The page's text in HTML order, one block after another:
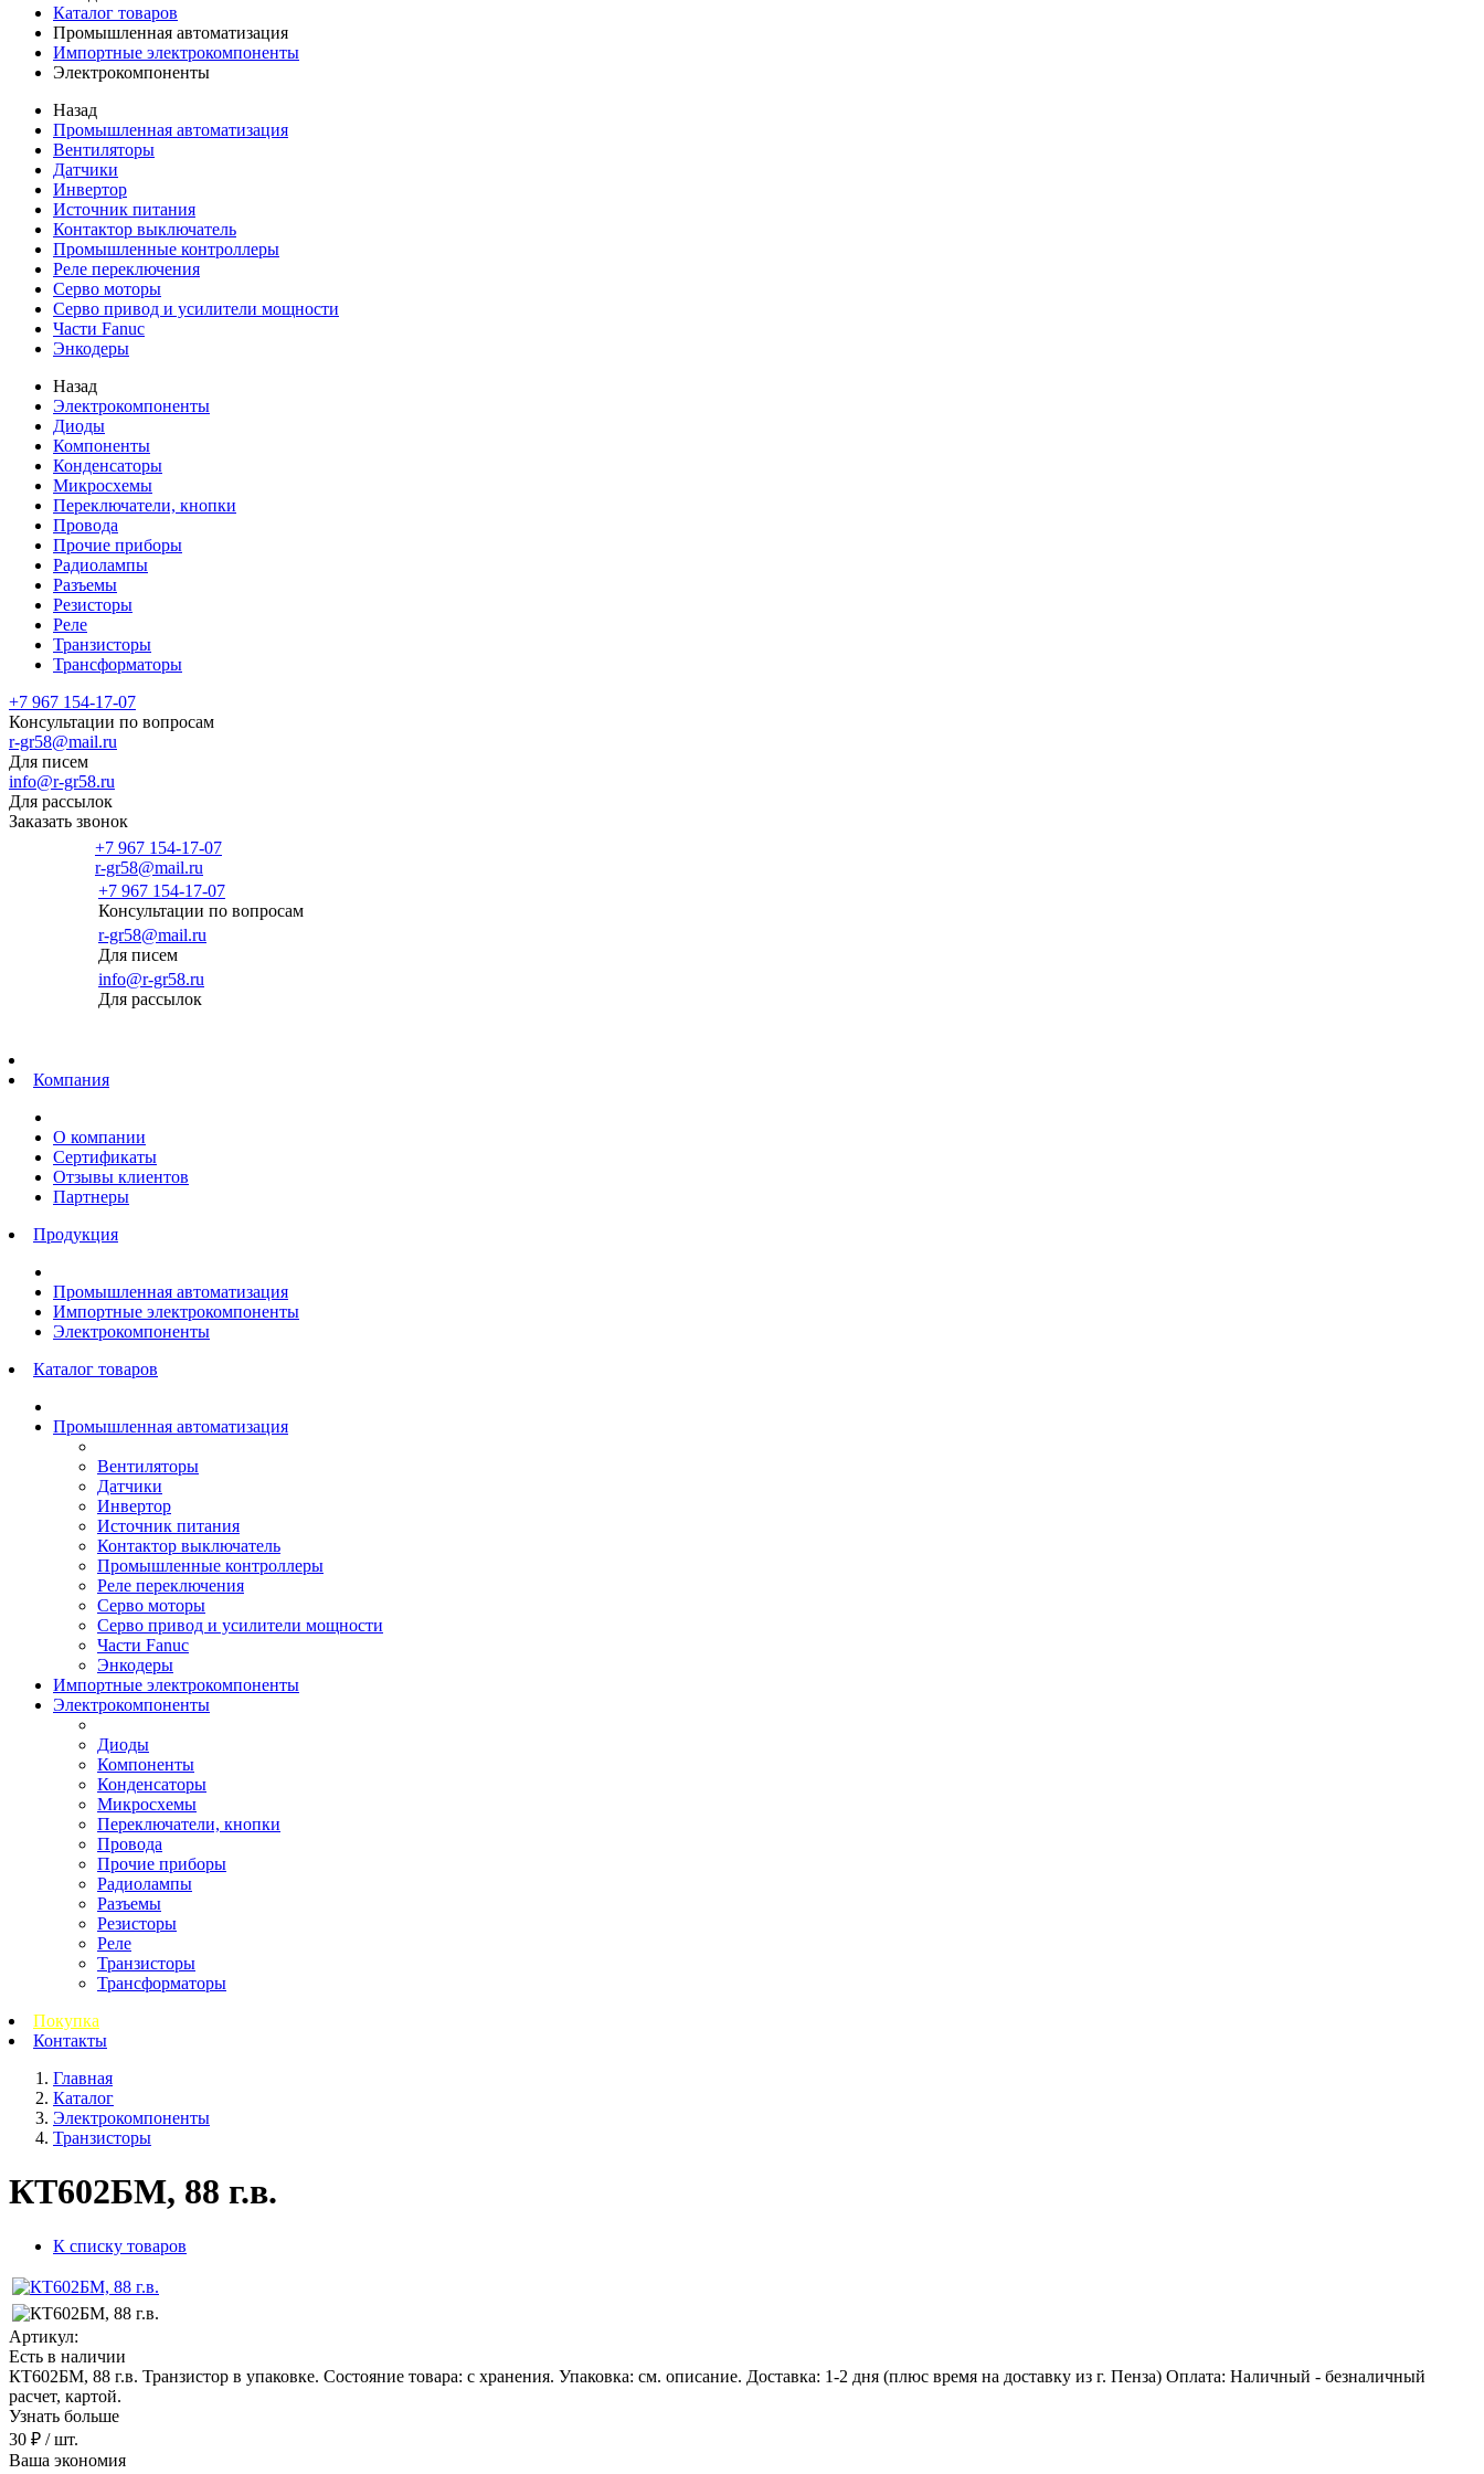
Каталог товаров
Промышленная автоматизация
Импортные электрокомпоненты
Электрокомпоненты
Назад
Промышленная автоматизация
Вентиляторы
Датчики
Инвертор
Источник питания
Контактор выключатель
Промышленные контроллеры
Реле переключения
Серво моторы
Серво привод и усилители мощности
Части Fanuc
Энкодеры
Назад
Электрокомпоненты
Диоды
Компоненты
Конденсаторы
Микросхемы
Переключатели, кнопки
Провода
Прочие приборы
Радиолампы
Разъемы
Резисторы
Реле
Транзисторы
Трансформаторы
+7 967 154-17-07
Консультации по вопросам
r-gr58@mail.ru
Для писем
info@r-gr58.ru
Для рассылок
Заказать звонок
+7 967 154-17-07
r-gr58@mail.ru
+7 967 154-17-07
Консультации по вопросам
r-gr58@mail.ru
Для писем
info@r-gr58.ru
Для рассылок
Компания
О компании
Сертификаты
Отзывы клиентов
Партнеры
Продукция
Промышленная автоматизация
Импортные электрокомпоненты
Электрокомпоненты
Каталог товаров
Промышленная автоматизация
Вентиляторы
Датчики
Инвертор
Источник питания
Контактор выключатель
Промышленные контроллеры
Реле переключения
Серво моторы
Серво привод и усилители мощности
Части Fanuc
Энкодеры
Импортные электрокомпоненты
Электрокомпоненты
Диоды
Компоненты
Конденсаторы
Микросхемы
Переключатели, кнопки
Провода
Прочие приборы
Радиолампы
Разъемы
Резисторы
Реле
Транзисторы
Трансформаторы
Покупка
Контакты
Главная
Каталог
Электрокомпоненты
Транзисторы
КТ602БМ, 88 г.в.
К списку товаров
Артикул:
Есть в наличии
КТ602БМ, 88 г.в. Транзистор в упаковке. Состояние товара: с хранения. Упаковка: см. описание. Доставка: 1-2 дня (плюс время на доставку из г. Пенза) Оплата: Наличный - безналичный
расчет, картой.
Узнать больше
30 ₽ / шт.
Ваша экономия